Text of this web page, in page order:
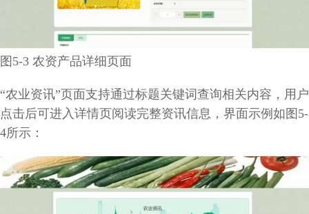
图5-3 农资产品详细页面
“农业资讯”页面支持通过标题关键词查询相关内容，用户
点击后可进入详情页阅读完整资讯信息，界面示例如图5-
4所示：